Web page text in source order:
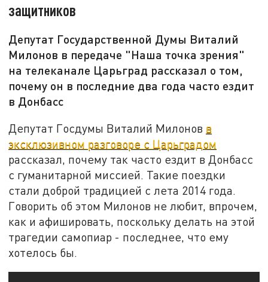
защитников
Депутат Государственной Думы Виталий
Милонов в передаче "Наша точка зрения"
на телеканале Царьград рассказал о том,
почему он в последние два года часто ездит
в Донбасс
Депутат Госдумы Виталий Милонов в
эксклюзивном разговоре с Царьградом
рассказал, почему так часто ездит в Донбасс
с гуманитарной миссией. Такие поездки
стали доброй традицией с лета 2014 года.
Говорить об этом Милонов не любит, впрочем,
как и афишировать, поскольку делать на этой
трагедии самопиар - последнее, что ему
хотелось бы.